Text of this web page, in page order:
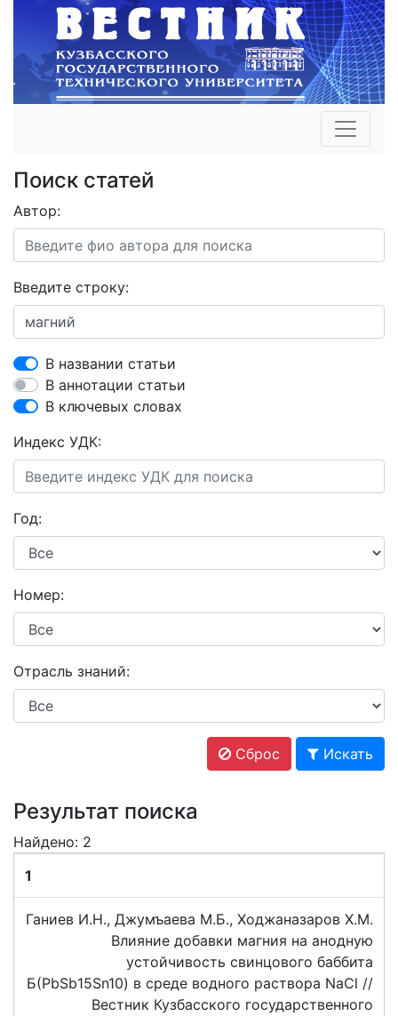
Поиск статей
Автор:
Введите строку:
В названии статьи
В аннотации статьи
В ключевых словах
Индекс УДК:
Год:
Номер:
Отрасль знаний:
Сброс Искать
Результат поиска
Найдено: 2
1
Ганиев И.Н., Джумъаева М.Б., Ходжаназаров Х.М.
Влияние добавки магния на анодную
устойчивость свинцового баббита
Б(PbSb15Sn10) в среде водного раствора NaCl //
Вестник Кузбасского государственного